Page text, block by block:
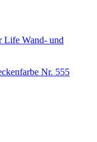
Life Wand- und
Nr. 555